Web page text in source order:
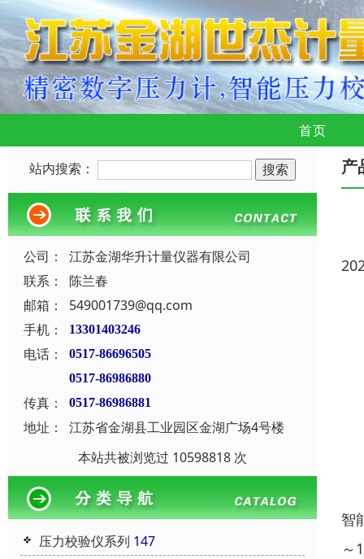
首页
站内搜索：
公司：
江苏金湖华升计量仪器有限公司
联系：
陈兰春
邮箱：
549001739@qq.com
手机：
13301403246
电话：
0517-86696505
0517-86986880
传真： 0517-86986881
地址：
江苏省金湖县工业园区金湖广场4号楼
本站共被浏览过 10598818 次
压力校验仪系列 147
产
智
～